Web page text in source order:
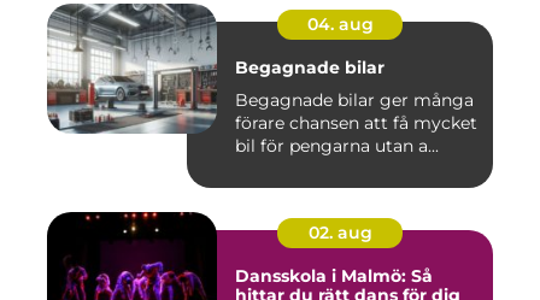
04. aug
Begagnade bilar
Begagnade bilar ger många
förare chansen att få mycket
bil för pengarna utan a...
02. aug
Dansskola i Malmö: Så
hittar du rätt dans för dig